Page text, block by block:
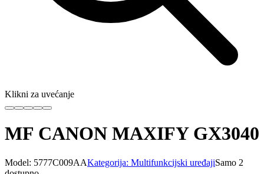
Klikni za uvećanje
MF CANON MAXIFY GX3040
Model: 5777C009AAKategorija: Multifunkcijski uređajiSamo 2